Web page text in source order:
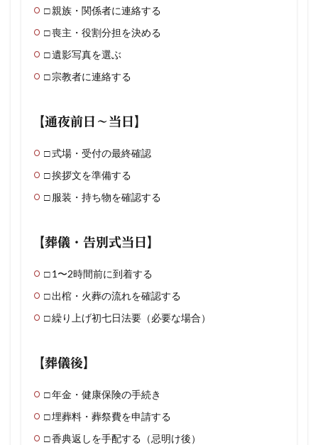
□ 親族・関係者に連絡する
□ 喪主・役割分担を決める
□ 遺影写真を選ぶ
□ 宗教者に連絡する
【通夜前日〜当日】
□ 式場・受付の最終確認
□ 挨拶文を準備する
□ 服装・持ち物を確認する
【葬儀・告別式当日】
□ 1〜2時間前に到着する
□ 出棺・火葬の流れを確認する
□ 繰り上げ初七日法要（必要な場合）
【葬儀後】
□ 年金・健康保険の手続き
□ 埋葬料・葬祭費を申請する
□ 香典返しを手配する（忌明け後）